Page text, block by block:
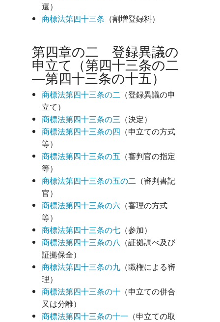
還）
商標法第四十三条 （割増登録料）
第四章の二 登録異議の
申立て（第四十三条の二
―第四十三条の十五）
商標法第四十三条の二 （登録異議の申
立て）
商標法第四十三条の三 （決定）
商標法第四十三条の四 （申立ての方式
等）
商標法第四十三条の五 （審判官の指定
等）
商標法第四十三条の五の二 （審判書記
官）
商標法第四十三条の六 （審理の方式
等）
商標法第四十三条の七 （参加）
商標法第四十三条の八 （証拠調べ及び
証拠保全）
商標法第四十三条の九 （職権による審
理）
商標法第四十三条の十 （申立ての併合
又は分離）
商標法第四十三条の十一 （申立ての取